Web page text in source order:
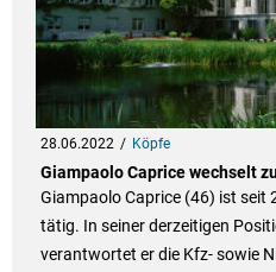
28.06.2022 Köpfe
Giampaolo Caprice wechselt
Giampaolo Caprice (46) ist seit
tätig. In seiner derzeitigen
verantwortet er die Kfz- sowie